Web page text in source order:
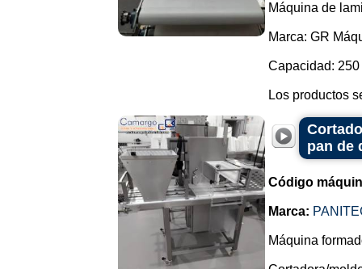
Máquina de
Marca: GR
Capacidad:
Los productos
pan de
Código
Marca:
Máquina